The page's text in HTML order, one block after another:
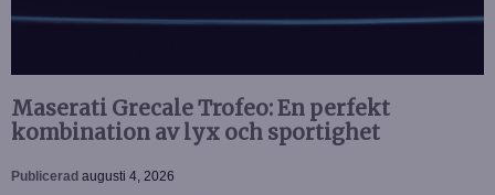
Maserati Grecale Trofeo: En perfekt
kombination av lyx och sportighet
Publicerad augusti 4, 2026